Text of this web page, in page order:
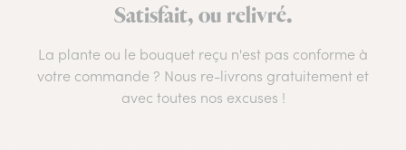
Satisfait, ou relivré.
La plante ou le bouquet reçu n'est pas conforme à
votre commande ? Nous re-livrons gratuitement et
avec toutes nos excuses !